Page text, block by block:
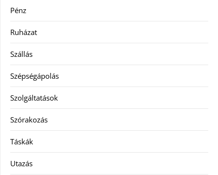
Pénz
Ruházat
Szállás
Szépségápolás
Szolgáltatások
Szórakozás
Táskák
Utazás